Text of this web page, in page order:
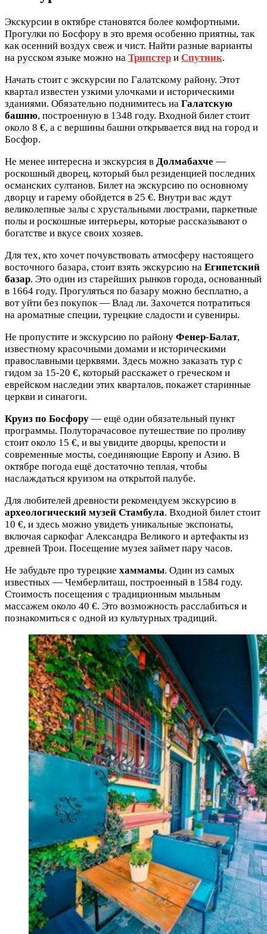
Экскурсии в октябре становятся более комфортными.
Прогулки по Босфору в это время особенно приятны, так
как осенний воздух свеж и чист. Найти разные варианты
на русском языке можно на Трипстер и Спутник.
Начать стоит с экскурсии по Галатскому району. Этот
квартал известен узкими улочками и историческими
зданиями. Обязательно поднимитесь на Галатскую
башню, построенную в 1348 году. Входной билет стоит
около 8 €, а с вершины башни открывается вид на город и
Босфор.
Не менее интересна и экскурсия в Долмабахче —
роскошный дворец, который был резиденцией последних
османских султанов. Билет на экскурсию по основному
дворцу и гарему обойдется в 25 €. Внутри вас ждут
великолепные залы с хрустальными люстрами, паркетные
полы и роскошные интерьеры, которые рассказывают о
богатстве и вкусе своих хозяев.
Для тех, кто хочет почувствовать атмосферу настоящего
восточного базара, стоит взять экскурсию на Египетский
базар. Это один из старейших рынков города, основанный
в 1664 году. Прогуляться по базару можно бесплатно, а
вот уйти без покупок — Влад ли. Захочется потратиться
на ароматные специи, турецкие сладости и сувениры.
Не пропустите и экскурсию по району Фенер-Балат,
известному красочными домами и историческими
православными церквями. Здесь можно заказать тур с
гидом за 15-20 €, который расскажет о греческом и
еврейском наследии этих кварталов, покажет старинные
церкви и синагоги.
Круиз по Босфору — ещё один обязательный пункт
программы. Полуторачасовое путешествие по проливу
стоит около 15 €, и вы увидите дворцы, крепости и
современные мосты, соединяющие Европу и Азию. В
октябре погода ещё достаточно теплая, чтобы
наслаждаться круизом на открытой палубе.
Для любителей древности рекомендуем экскурсию в
археологический музей Стамбула. Входной билет стоит
10 €, и здесь можно увидеть уникальные экспонаты,
включая саркофаг Александра Великого и артефакты из
древней Трои. Посещение музея займет пару часов.
Не забудьте про турецкие хаммамы. Один из самых
известных — Чемберлиташ, построенный в 1584 году.
Стоимость посещения с традиционным мыльным
массажем около 40 €. Это возможность расслабиться и
познакомиться с одной из культурных традиций.